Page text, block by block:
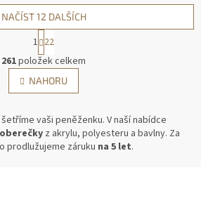
O
V
L
Á
A
C
Í
NAČÍST 12 DALŠÍCH
S
Á
N
K
O
1 22
261položek celkem
NAHORU
vaši peněženku. V naší nabídce
z akrylu, polyesteru a bavlny. Za
prodlužujeme záruku na 5 let.